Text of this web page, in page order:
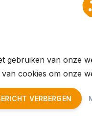
gebruiken van onze
cookies om onze
VERBERGEN